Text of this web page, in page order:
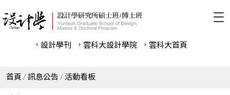
設計學刊 雲科⼤設計學院 雲科⼤首頁
首頁 訊息公告 活動看板